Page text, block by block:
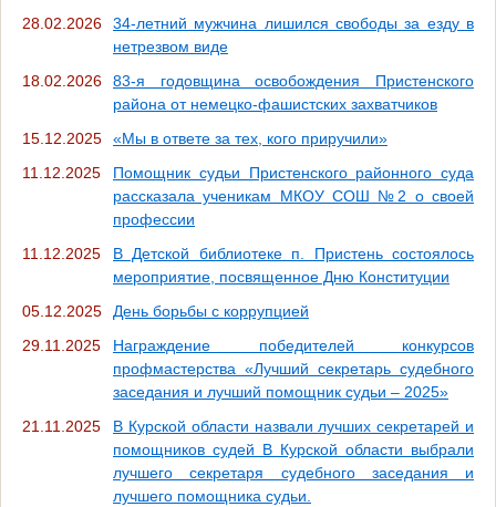
28.02.2026
34-летний мужчина лишился свободы за езду в
нетрезвом виде
18.02.2026
83-я годовщина освобождения Пристенского
района от немецко-фашистских захватчиков
15.12.2025
«Мы в ответе за тех, кого приручили»
11.12.2025
Помощник судьи Пристенского районного суда
рассказала ученикам МКОУ СОШ №2 о своей
профессии
11.12.2025
В Детской библиотеке п. Пристень состоялось
мероприятие, посвященное Дню Конституции
05.12.2025
День борьбы с коррупцией
29.11.2025
Награждение победителей конкурсов
профмастерства «Лучший секретарь судебного
заседания и лучший помощник судьи – 2025»
21.11.2025
В Курской области назвали лучших секретарей и
помощников судей В Курской области выбрали
лучшего секретаря судебного заседания и
лучшего помощника судьи.